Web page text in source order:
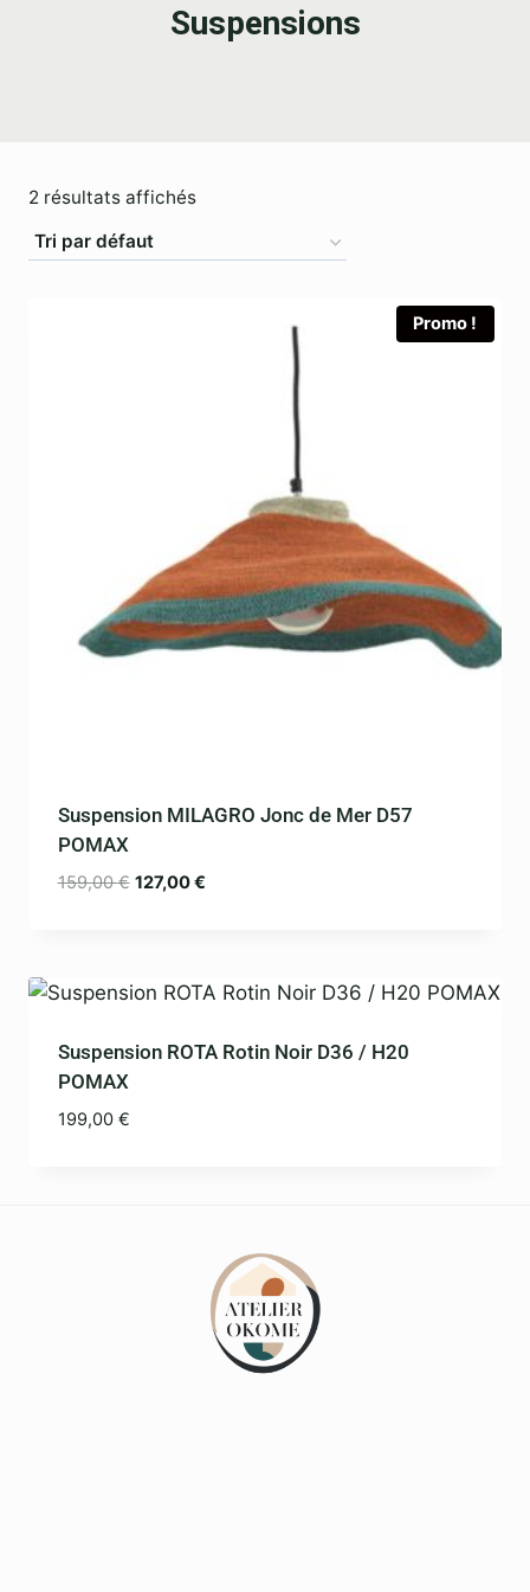
Suspensions
2 résultats affichés
Promo !
Suspension MILAGRO Jonc de Mer D57
POMAX
159,00€ 127,00€
Suspension ROTA Rotin Noir D36 / H20
POMAX
199,00 €